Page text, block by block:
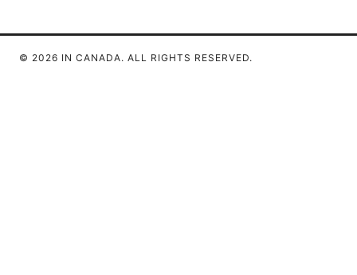
© 2026 IN CANADA. ALL RIGHTS RESERVED.